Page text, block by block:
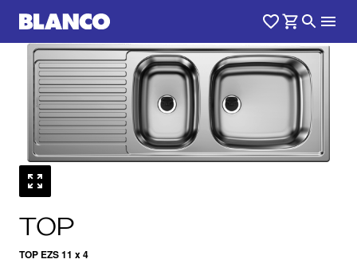
TOP
TOP EZS 11 x 4
1 /0